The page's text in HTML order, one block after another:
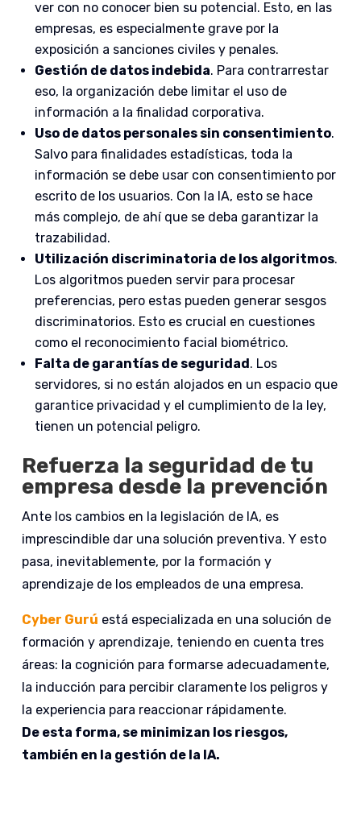
ver con no conocer bien su potencial. Esto, en las
empresas, es especialmente grave por la
exposición a sanciones civiles y penales.
Gestión de datos indebida. Para contrarrestar
eso, la organización debe limitar el uso de
información a la finalidad corporativa.
Uso de datos personales sin consentimiento.
Salvo para finalidades estadísticas, toda la
información se debe usar con consentimiento por
escrito de los usuarios. Con la IA, esto se hace
más complejo, de ahí que se deba garantizar la
trazabilidad.
Utilización discriminatoria de los algoritmos.
Los algoritmos pueden servir para procesar
preferencias, pero estas pueden generar sesgos
discriminatorios. Esto es crucial en cuestiones
como el reconocimiento facial biométrico.
Falta de garantías de seguridad. Los
servidores, si no están alojados en un espacio que
garantice privacidad y el cumplimiento de la ley,
tienen un potencial peligro.
Refuerza la seguridad de tu
empresa desde la prevención
Ante los cambios en la legislación de IA, es
imprescindible dar una solución preventiva. Y esto
pasa, inevitablemente, por la formación y
aprendizaje de los empleados de una empresa.
Cyber Gurú está especializada en una solución de
formación y aprendizaje, teniendo en cuenta tres
áreas: la cognición para formarse adecuadamente,
la inducción para percibir claramente los peligros y
la experiencia para reaccionar rápidamente.
De esta forma, se minimizan los riesgos,
también en la gestión de la IA.